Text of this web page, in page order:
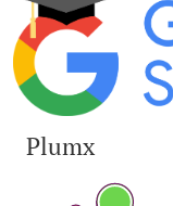
Plumx